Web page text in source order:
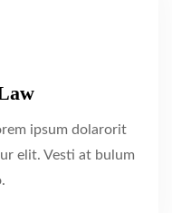
ipsum dolarorit
elit. Vesti at bulum